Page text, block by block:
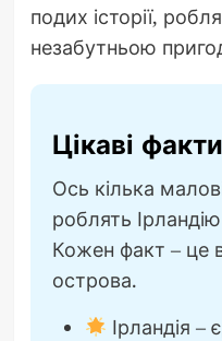
подих історії,
незабутньою
Цікаві
Ось кілька
роблять
Кожен факт – це
острова.
Ірландія –